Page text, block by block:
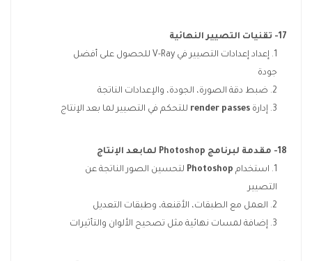
17- تقنيات التصيير النهائية
إعداد إعدادات التصيير في V-Ray للحصول على أفضل
جودة
ضبط دقة الصورة، الجودة، والإعدادات الناتجة
إدارة render passes للتحكم في التصيير لما بعد الإنتاج
18- مقدمة لبرنامج
لمابعد الإنتاج
استخدام Photoshop لتحسين الصور الناتجة عن
التصيير
العمل مع الطبقات، الأقنعة، وطبقات التعديل
إضافة لمسات نهائية مثل تصحيح الألوان والتأثيرات